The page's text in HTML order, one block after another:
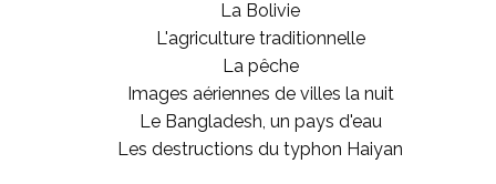
La Bolivie
L'agriculture traditionnelle
La pêche
Images aériennes de villes la nuit
Le Bangladesh, un pays d'eau
Les destructions du typhon Haiyan